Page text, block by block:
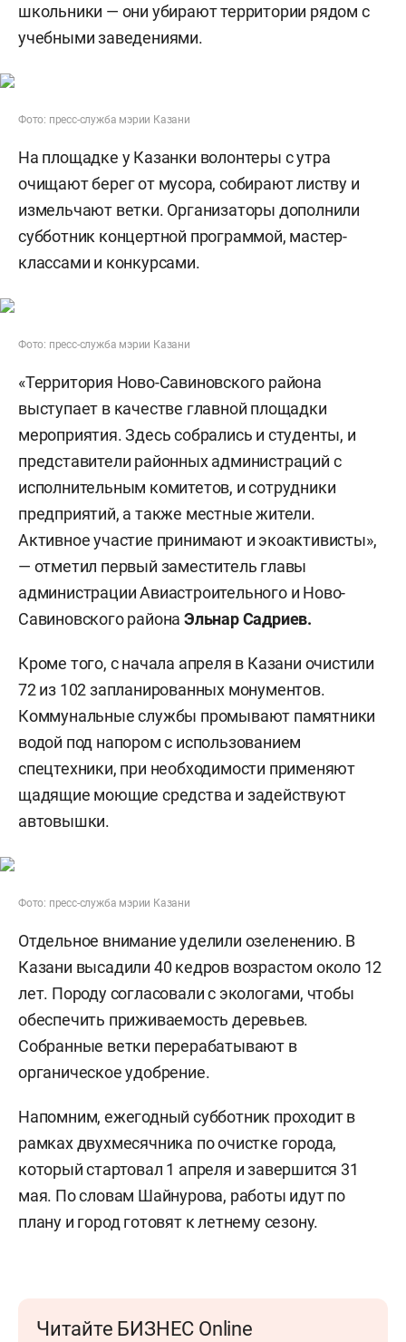
школьники — они убирают территории рядом с
учебными заведениями.
Фото: пресс-служба мэрии Казани
На площадке у Казанки волонтеры с утра
очищают берег от мусора, собирают листву и
измельчают ветки. Организаторы дополнили
субботник концертной программой, мастер-
классами и конкурсами.
Фото: пресс-служба мэрии Казани
«Территория Ново-Савиновского района
выступает в качестве главной площадки
мероприятия. Здесь собрались и студенты, и
представители районных администраций с
исполнительным комитетов, и сотрудники
предприятий, а также местные жители.
Активное участие принимают и экоактивисты»,
— отметил первый заместитель главы
администрации Авиастроительного и Ново-
Савиновского районаЭльнар Садриев.
Кроме того, с начала апреля в Казани очистили
72 из 102 запланированных монументов.
Коммунальные службы промывают памятники
водой под напором с использованием
спецтехники, при необходимости применяют
щадящие моющие средства и задействуют
автовышки.
Фото: пресс-служба мэрии Казани
Отдельное внимание уделили озеленению. В
Казани высадили 40 кедров возрастом около 12
лет. Породу согласовали с экологами, чтобы
обеспечить приживаемость деревьев.
Собранные ветки перерабатывают в
органическое удобрение.
Напомним, ежегодный субботник проходит в
рамках двухмесячника по очистке города,
который стартовал 1 апреля и завершится 31
мая. По словам Шайнурова, работы идут по
плану и город готовят к летнему сезону.
Читайте БИЗНЕС Online